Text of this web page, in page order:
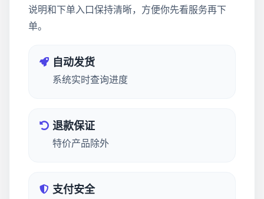
说明和下单入口保持清晰，方便你先看服务再下
单。
自动发货
系统实时查询进度
退款保证
特价产品除外
支付安全